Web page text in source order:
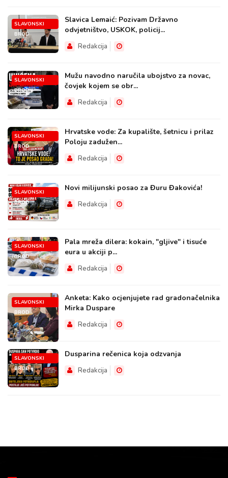
SLAVONSKI
BROD
Slavica Lemaić: Pozivam Državno
odvjetništvo, USKOK, policij...
Redakcija
SLAVONSKI
BROD
Mužu navodno naručila ubojstvo za novac,
čovjek kojem se obr...
Redakcija
SLAVONSKI
BROD
Hrvatske vode: Za kupalište, šetnicu i prilaz
Poloju zadužen...
Redakcija
SLAVONSKI
BROD
Novi milijunski posao za Đuru Đakovića!
Redakcija
SLAVONSKI
BROD
Pala mreža dilera: kokain, "gljive" i tisuće
eura u akciji p...
Redakcija
SLAVONSKI
BROD
Anketa: Kako ocjenjujete rad gradonačelnika
Mirka Duspare
Redakcija
SLAVONSKI
BROD
Dusparina rečenica koja odzvanja
Redakcija